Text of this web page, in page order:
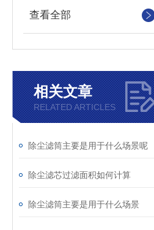
查看全部
相关文章
RELATED ARTICLES
除尘滤筒主要是用于什么场景呢
除尘滤芯过滤面积如何计算
除尘滤筒主要是用于什么场景